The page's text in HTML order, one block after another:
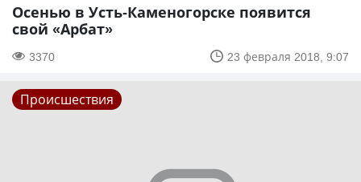
Осенью в Усть-Каменогорске появится
свой «Арбат»
3370 23 февраля 2018, 9:07
Происшествия